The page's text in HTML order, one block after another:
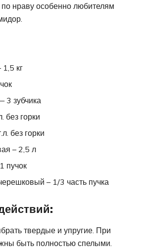
по нраву особенно любителям
кг
3 зубчика
без горки
без горки
– 2,5 л
пучок
– 1/3 часть пучка
твердые и упругие. При
быть полностью спелыми.